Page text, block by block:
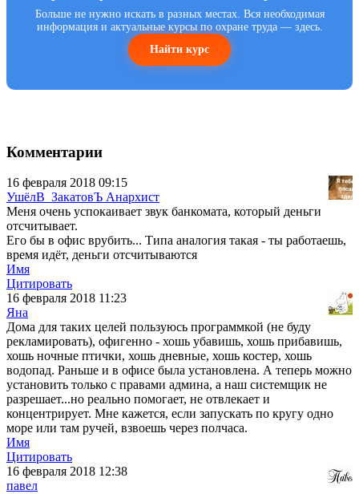
Больше не нужно искать в разных местах. Вся необходимая
информация и актуальные курсы по охране труда — здесь.
Найти курс
Комментарии
16 февраля 2018 09:15
УшёлВ_ЗакатовЪ Анархист
Меня очень успокаивает звук банкомата, который деньги
отсчитывает.
Его бы в офис врубить... Типа аналогия такая - ты работаешь,
время идёт, деньги отсчитываются
Имя
Цитировать
16 февраля 2018 11:23
Яна
Дома для таких целей пользуюсь программкой (не буду
рекламировать), офигенно - хошь убавишь, хошь прибавишь,
хошь ночные птички, хошь дневные, хошь костер, хошь
водопад. Раньше и в офисе была установлена. А теперь можно
установить только с правами админа, а наш системщик не
разрешает...но реально помогает, не отвлекает и
концентрирует. Мне кажется, если запускать по кругу одно
море или там ручей, взвоешь через полчаса.
Имя
Цитировать
16 февраля 2018 12:38
павел